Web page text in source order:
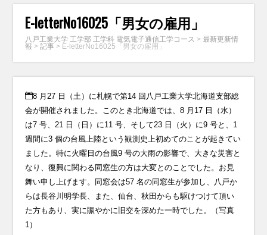
E-letterNo16025「男女の雇用」
八戸工業大学 工学部 工学科 電気電子通信工学コース >最新更新情
報 >記事 > E-letterNo16025「男女の雇用」
8 月27 日（土）に札幌で第14 回八戸工業大学北海道支部総
会が開催されました。このとき北海道では、8 月17 日（水）
は7 号、21 日（日）に11 号、そして23 日（火）に9 号と、1
週間に3 個の台風上陸という観測史上初めてのことが起きてい
ました。特に火曜日の台風9 号の大雨の影響で、大きな災害と
なり、復興に関わる同窓生の方は大変とのことでした。お見
舞い申し上げます。同窓会は57 名の同窓生が参加し、八戸か
らは長谷川明学長、また、仙台、秋田からも駆けつけて頂い
た方もあり、実に賑やかに旧交を深めた一時でした。（写真
1）